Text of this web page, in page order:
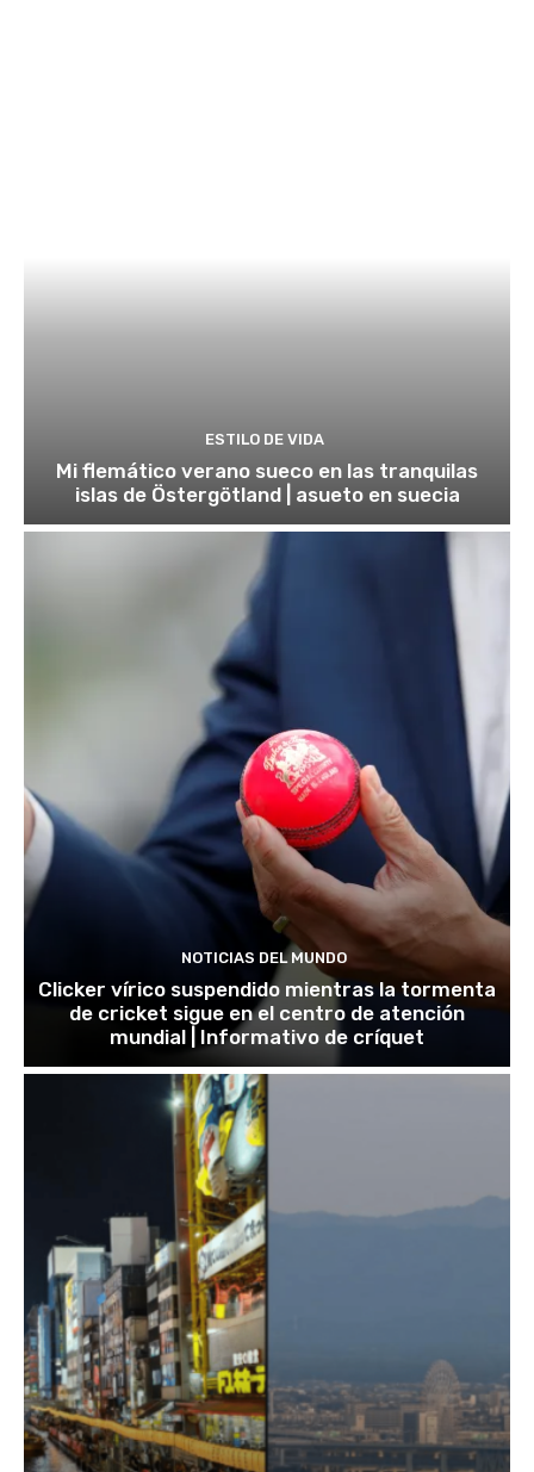
ESTILO DE VIDA
Mi flemático verano sueco en las tranquilas
islas de Östergötland | asueto en suecia
NOTICIAS DEL MUNDO
Clicker vírico suspendido mientras la tormenta
de cricket sigue en el centro de atención
mundial | Informativo de críquet